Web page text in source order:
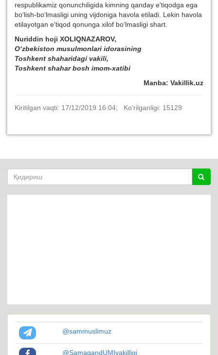
respublikamiz qonunchiligida kimning qanday e'tiqodga ega
bo‘lish-bo‘lmasligi uning vijdoniga havola etiladi. Lekin havola
etilayotgan e'tiqod qonunga xilof bo‘lmasligi shart.
Nuriddin hoji XOLIQNAZAROV,
O‘zbekiston musulmonlari idorasining
Toshkent shaharidagi vakili,
Toshkent shahar bosh imom-xatibi
Manba: Vakillik.uz
Kiritilgan vaqti: 17/12/2019 16:04; Ko‘rilganligi: 15129
@sammuslimuz
@SamaqandUMIvakilligi